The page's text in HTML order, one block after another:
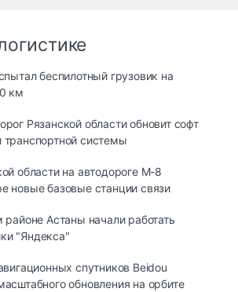
беспилотный грузовик на
км
Рязанской области обновит софт
транспортной системы
области на автодороге М-8
новые базовые станции связи
районе Астаны начали работать
"Яндекса"
спутников Beidou
обновления на орбите